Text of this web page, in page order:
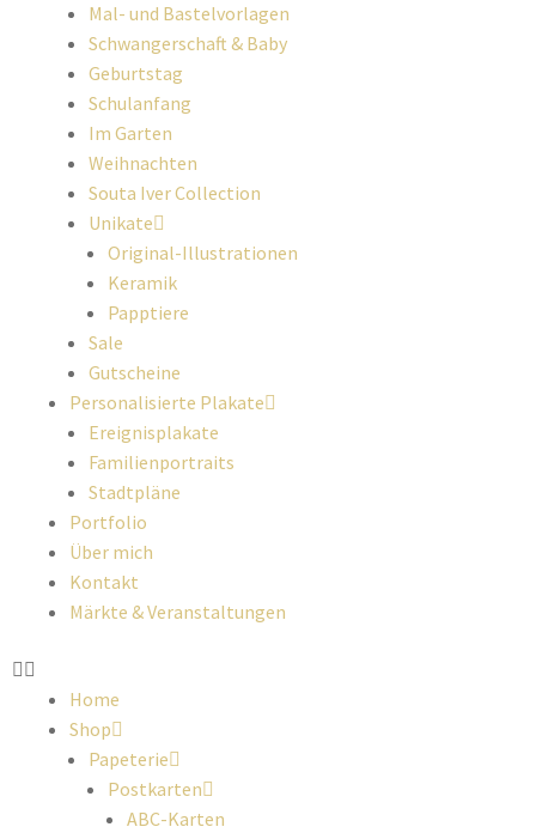
Mal- und Bastelvorlagen
Schwangerschaft & Baby
Geburtstag
Schulanfang
Im Garten
Weihnachten
Souta Iver Collection
Unikate
Original-Illustrationen
Keramik
Papptiere
Sale
Gutscheine
Personalisierte Plakate
Ereignisplakate
Familienportraits
Stadtpläne
Portfolio
Über mich
Kontakt
Märkte & Veranstaltungen
Home
Shop
Papeterie
Postkarten
ABC-Karten